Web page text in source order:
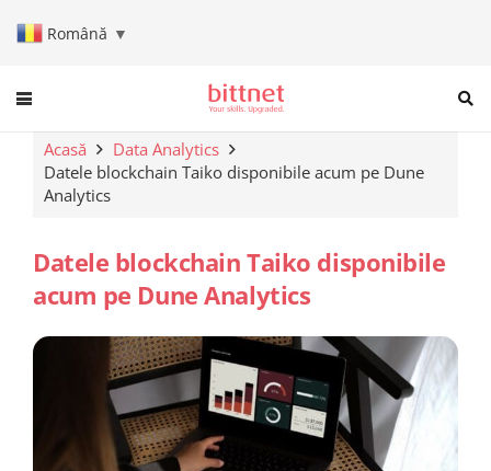
Română ▼
When autocomplete results
Acasă
Data Analytics
Datele blockchain Taiko disponibile acum pe Dune
Analytics
Datele blockchain Taiko disponibile
acum pe Dune Analytics